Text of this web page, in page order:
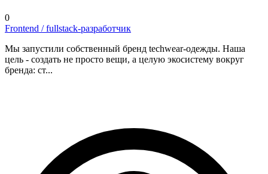
0
Frontend / fullstack-разработчик
Мы запустили собственный бренд techwear-одежды. Наша
цель - создать не просто вещи, а целую экосистему вокруг
бренда: ст...